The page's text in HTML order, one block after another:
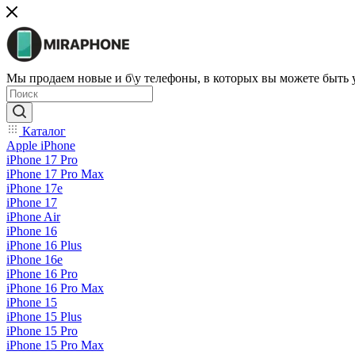
Мы продаем новые и б\у телефоны, в которых вы можете быть
Каталог
Apple iPhone
iPhone 17 Pro
iPhone 17 Pro Max
iPhone 17e
iPhone 17
iPhone Air
iPhone 16
iPhone 16 Plus
iPhone 16e
iPhone 16 Pro
iPhone 16 Pro Max
iPhone 15
iPhone 15 Plus
iPhone 15 Pro
iPhone 15 Pro Max